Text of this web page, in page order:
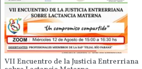
VII Encuentro de la Justicia Entrerriana